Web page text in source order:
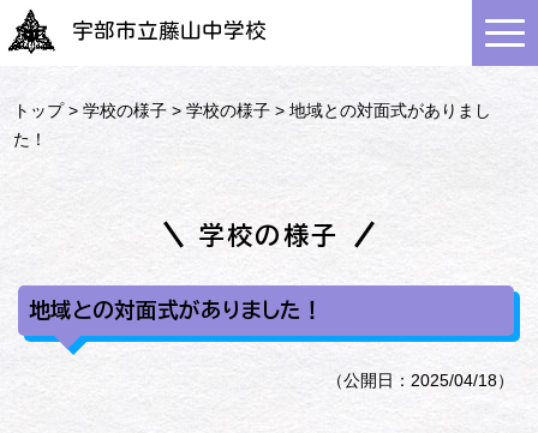
宇部市立藤山中学校
トップ>学校の様子 >学校の様子 > 地域との対面式がありまし
た！
学校の様子
地域との対面式がありました！
（公開日：2025/04/18）